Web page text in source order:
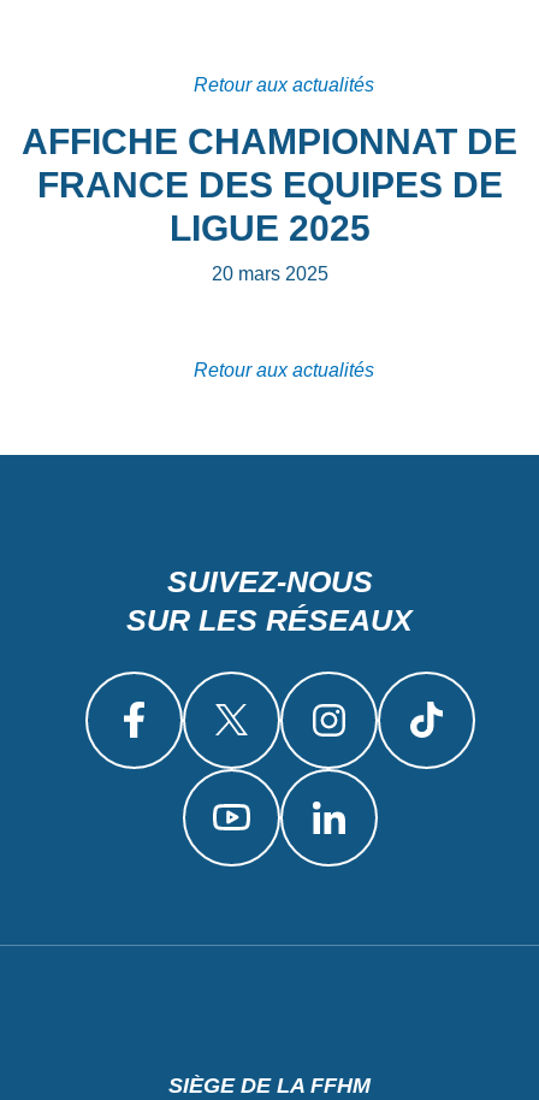
Retour aux actualités
AFFICHE CHAMPIONNAT DE
FRANCE DES EQUIPES DE
LIGUE 2025
20 mars 2025
Retour aux actualités
SUIVEZ-NOUS
SUR LES RÉSEAUX
SIÈGE DE LA FFHM